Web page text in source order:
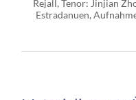
Rejall, Tenor: Jinjian
Estradanuen,